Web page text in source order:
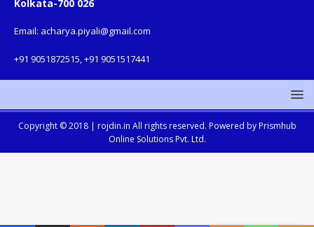
Kolkata-700 026
Email: acharya.piyali@gmail.com
+91 9051872515, +91 9051517441
Copyright © 2018 | rojdin.in All rights reserved. Powered by Prismhub
Online Solutions Pvt. Ltd.